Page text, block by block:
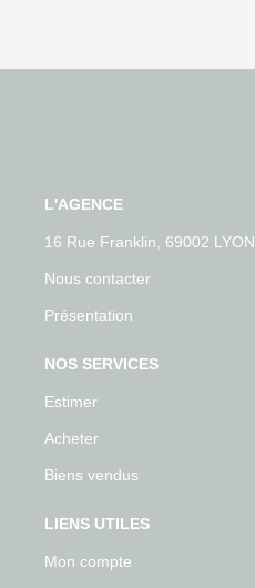
L'AGENCE
16 Rue Franklin, 69002 LYON
Nous contacter
Présentation
NOS SERVICES
Estimer
Acheter
Biens vendus
LIENS UTILES
Mon compte